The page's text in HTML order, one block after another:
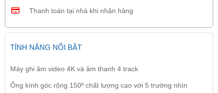
Thanh toán tại nhà khi nhận hàng
TÍNH NĂNG NỔI BẬT
Máy ghi âm video 4K và âm thanh 4 track
Ống kính góc rộng 150º chất lượng cao với 5 trường nhìn